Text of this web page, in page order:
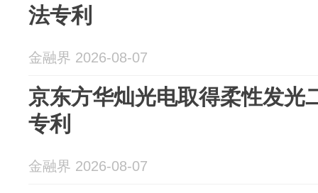
法专利
金融界 2026-08-07
京东方华灿光电取得柔性发光
专利
金融界 2026-08-07